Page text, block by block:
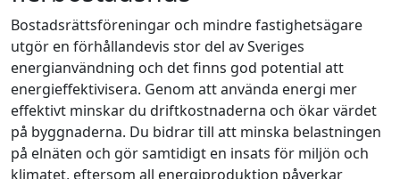
Bostadsrättsföreningar och mindre fastighetsägare
utgör en förhållandevis stor del av Sveriges
energianvändning och det finns god potential att
energieffektivisera. Genom att använda energi mer
effektivt minskar du driftkostnaderna och ökar värdet
på byggnaderna. Du bidrar till att minska belastningen
på elnäten och gör samtidigt en insats för miljön och
klimatet, eftersom all energiproduktion påverkar